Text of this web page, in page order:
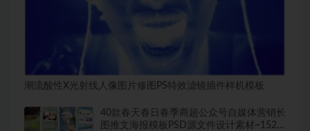
潮流酸性X光射线人像图片修图PS特效滤镜插件样机模板
40款春天春日春季商超公众号自媒体营销长
图推文海报模板PSD源文件设计素材~1523